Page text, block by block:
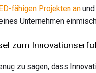
fähigen Projekten an
Unternehmen
zum
zu sagen, dass